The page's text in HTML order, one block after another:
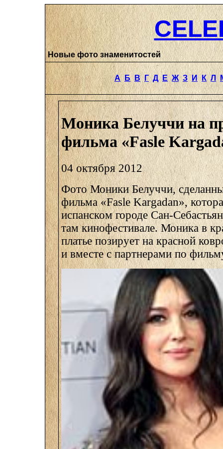
Новые фото знаменитостей
А Б В Г Д Е Ж З И К Л
Моника Белуччи на
фильма «Fasle
04 октября 2012
Фото Моники Белуччи,
фильма «Fasle Kargadan»,
испанском городе Сан-
там кинофестивале. Моника в
платье позирует на красной
и вместе с партнерами по